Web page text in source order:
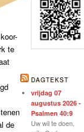
te
de
DAGTEKST
vrijdag 07
augustus 2026 -
Psalmen 40:9
Uw wil te doen,